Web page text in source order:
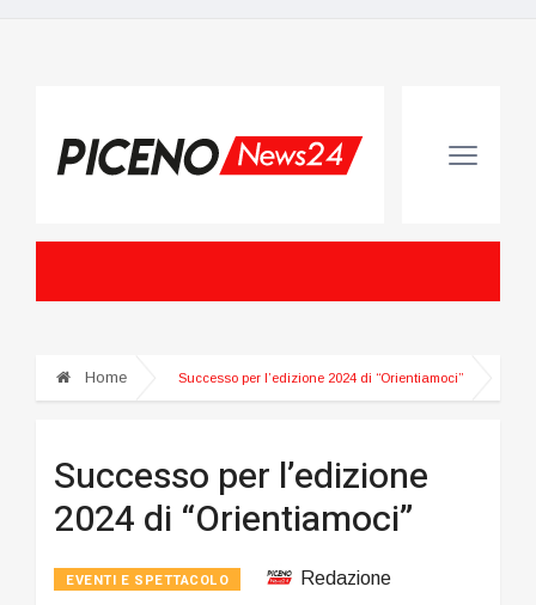
Home Successo per l’edizione 2024 di “Orientiamoci”
Successo per l’edizione
2024 di “Orientiamoci”
EVENTI E SPETTACOLO Redazione